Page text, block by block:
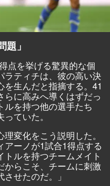
」
点を挙げる驚異的な個
ラティチは、彼の高い決
生んだと指摘する。41
らに高みへ導くはずだっ
ルを持つ他の選手たち
ていた。
変化をこう説明した。
アーノが1試合1得点する
ルを持つチームメイト
からこそ、チームに刺激
せたのだ。」